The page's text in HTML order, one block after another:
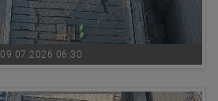
09.07.2026 06:30